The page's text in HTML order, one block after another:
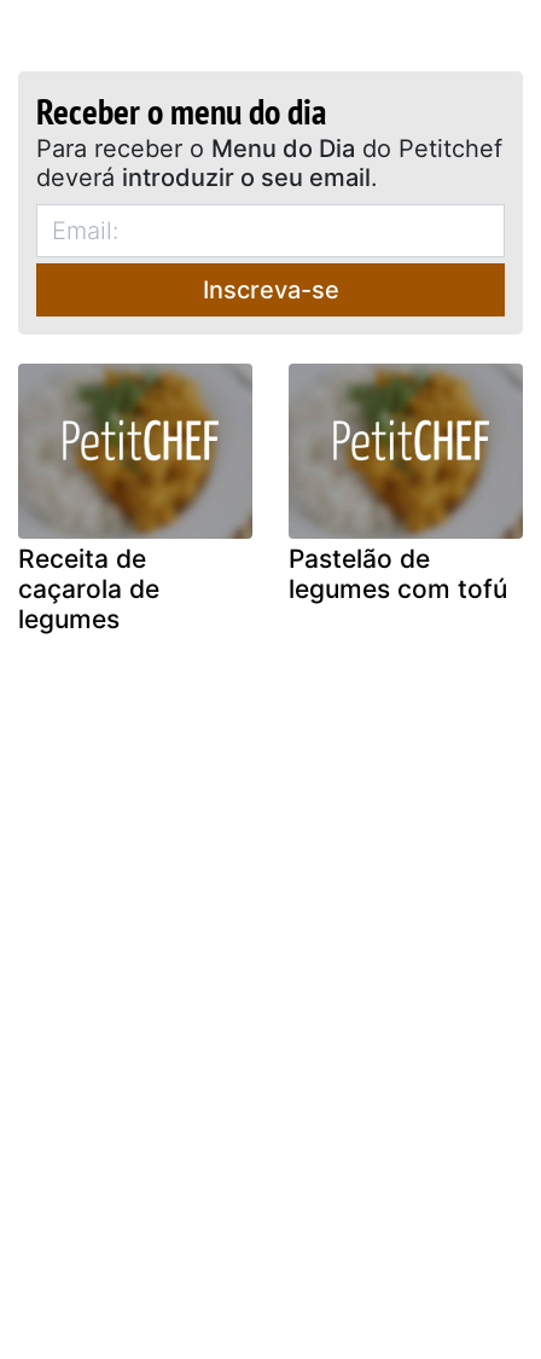
Receber o menu do dia
Para receber o Menu do Dia do Petitchef
deverá introduzir o seu email.
Inscreva-se
Receita de
caçarola de
legumes
Pastelão de
legumes com tofú